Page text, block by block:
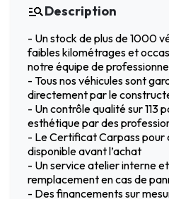
Description
- Un stock de plus de 1000
faibles kilométrages et
notre équipe de
- Tous nos véhicules sont
directement par le
- Un contrôle qualité sur 113
esthétique par des
- Le Certificat Carpass pour
disponible avant l’achat
- Un service atelier interne
remplacement en cas de
- Des financements sur